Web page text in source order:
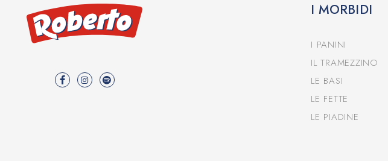
I MORBIDI
I PANINI
IL TRAMEZZINO
LE BASI
LE FETTE
LE PIADINE